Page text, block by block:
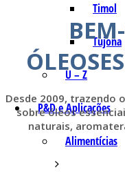
Timol
Tujona
U – Z
P&D e Aplicações
Alimentícias
Desde 2009, trazendo
sobre óleos
naturais,